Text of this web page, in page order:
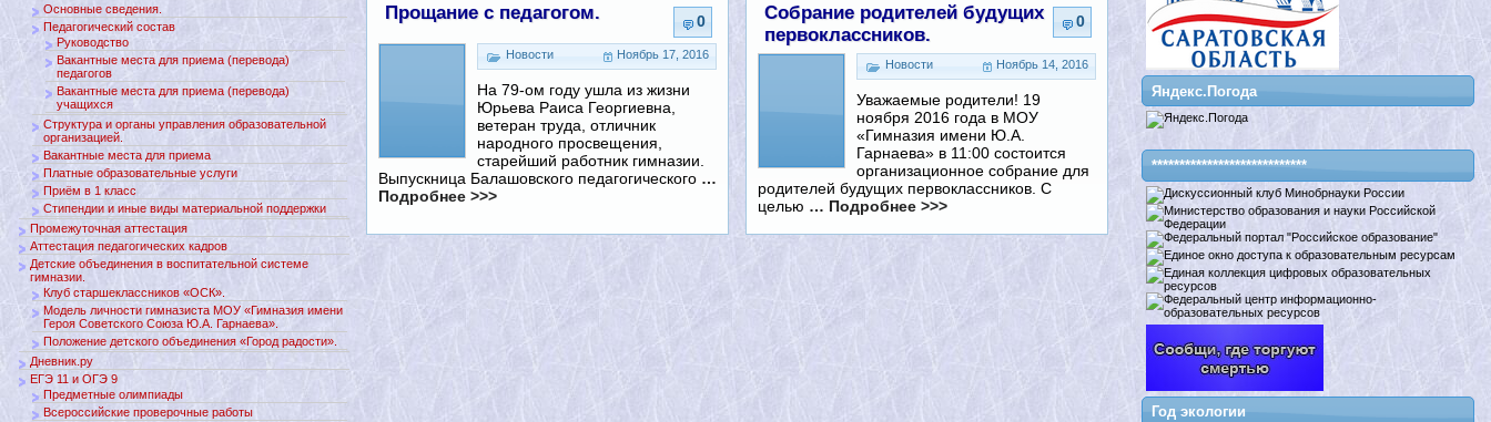
0
Прощание с педагогом.
Ноябрь 17, 2016
Новости
На 79-ом году ушла из жизни
Юрьева Раиса Георгиевна,
ветеран труда, отличник
народного просвещения,
старейший работник гимназии.
Выпускница Балашовского педагогического …
Подробнее >>>
0
Собрание родителей будущих
первоклассников.
Ноябрь 14, 2016
Новости
Уважаемые родители! 19
ноября 2016 года в МОУ
«Гимназия имени Ю.А.
Гарнаева» в 11:00 состоится
организационное собрание для
родителей будущих первоклассников. С
целью … Подробнее >>>
Основные сведения.
Педагогический состав
Руководство
Вакантные места для приема (перевода)
педагогов
Вакантные места для приема (перевода)
учащихся
Структура и органы управления образовательной
организацией.
Вакантные места для приема
Платные образовательные услуги
Приём в 1 класс
Стипендии и иные виды материальной поддержки
Промежуточная аттестация
Аттестация педагогических кадров
Детские объединения в воспитательной системе
гимназии.
Клуб старшеклассников «ОСК».
Модель личности гимназиста МОУ «Гимназия имени
Героя Советского Союза Ю.А. Гарнаева».
Положение детского объединения «Город радости».
Дневник.ру
ЕГЭ 11 и ОГЭ 9
Предметные олимпиады
Всероссийские проверочные работы
Яндекс.Погода
****************************
Год экологии